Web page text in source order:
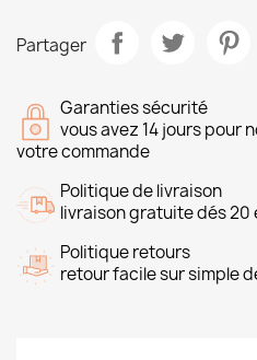
Partager
Garanties sécurité
vous avez 14 jours pour
votre commande
Politique de livraison
livraison gratuite dés 20
Politique retours
retour facile sur simple